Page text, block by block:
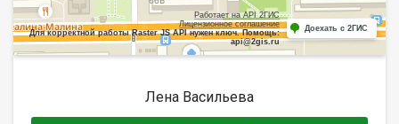
Работает на API 2ГИС
Лицензионное соглашение
Для корректной работы Raster JS API нужен ключ. Помощь:
api@2gis.ru
Доехать с 2ГИС
Лена Васильева